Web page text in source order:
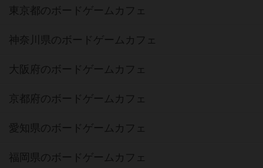
東京都のボードゲームカフェ
神奈川県のボードゲームカフェ
大阪府のボードゲームカフェ
京都府のボードゲームカフェ
愛知県のボードゲームカフェ
福岡県のボードゲームカフェ